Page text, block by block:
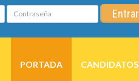
Contraseña Entrar
PORTADA CANDIDATOS